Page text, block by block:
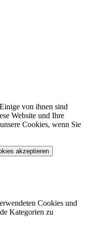
von ihnen sind
Website und Ihre
Cookies, wenn Sie
akzeptieren
Cookies und
Kategorien zu